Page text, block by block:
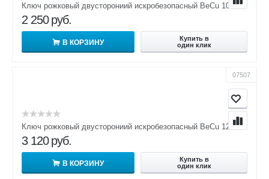
Ключ рожковый двусторониий искробезопасный BeCu 10х12
2 250 руб.
В КОРЗИНУ
Купить в
один клик
07507
Ключ рожковый двусторониий искробезопасный BeCu 12х13
3 120 руб.
В КОРЗИНУ
Купить в
один клик